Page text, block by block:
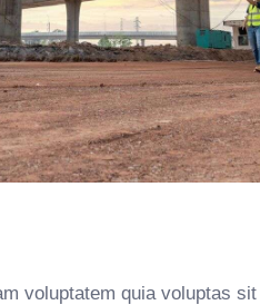
voluptatem quia voluptas